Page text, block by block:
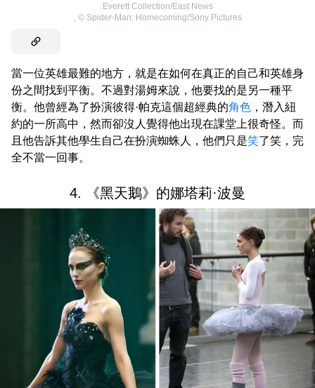
Everett Collection/East News
, © Spider-Man: Homecoming/Sony Pictures
當一位英雄最難的地方，就是在如何在真正的自己和英雄身
份之間找到平衡。不過對湯姆來說，他要找的是另一種平
衡。他曾經為了扮演彼得·帕克這個超經典的角色 ，潛入紐
約的一所高中，然而卻沒人覺得他出現在課堂上很奇怪。而
且他告訴其他學生自己在扮演蜘蛛人，他們只是笑了笑，完
全不當一回事。
4. 《黑天鵝》的娜塔莉·波曼